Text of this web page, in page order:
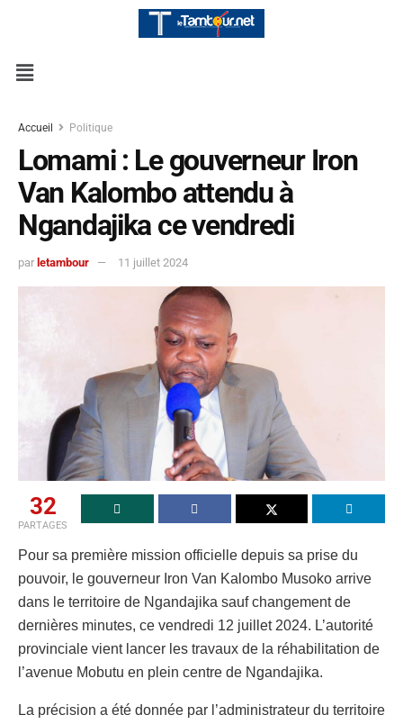
Accueil Politique
Lomami : Le gouverneur Iron
Van Kalombo attendu à
Ngandajika ce vendredi
par letambour 11 juillet 2024
32
PARTAGES
Pour sa première mission officielle depuis sa prise du
pouvoir, le gouverneur Iron Van Kalombo Musoko arrive
dans le territoire de Ngandajika sauf changement de
dernières minutes, ce vendredi 12 juillet 2024. L’autorité
provinciale vient lancer les travaux de la réhabilitation de
l’avenue Mobutu en plein centre de Ngandajika.
La précision a été donnée par l’administrateur du territoire